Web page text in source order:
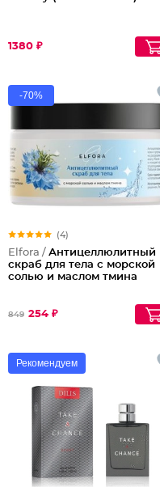
1380 ₽
-70%
(4)
Elfora / Антицеллюлитный
скраб для тела с морской
солью и маслом тмина
849 254 ₽
Рекомендуем